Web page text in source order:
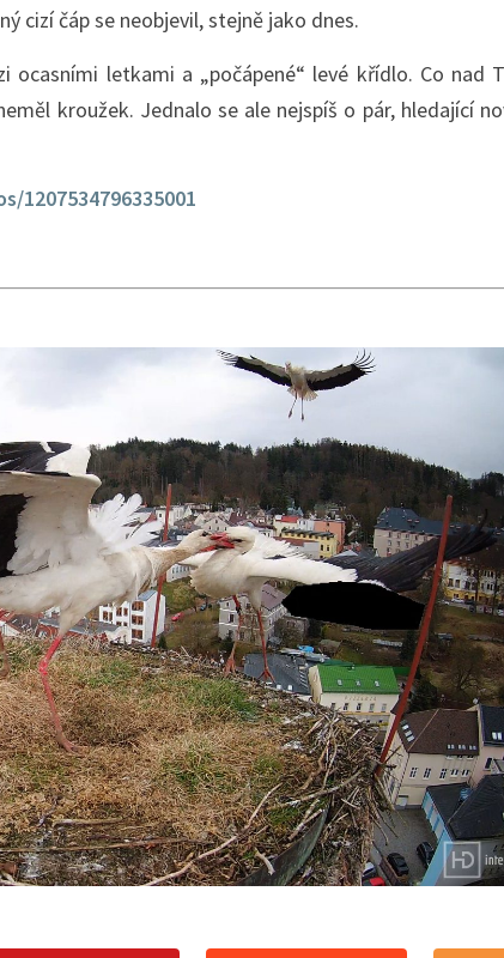
cizí čáp se neobjevil, stejně jako dnes.
letkami a „počápené“ levé křídlo. Co nad
kroužek. Jednalo se ale nejspíš o pár, hledající
1207534796335001